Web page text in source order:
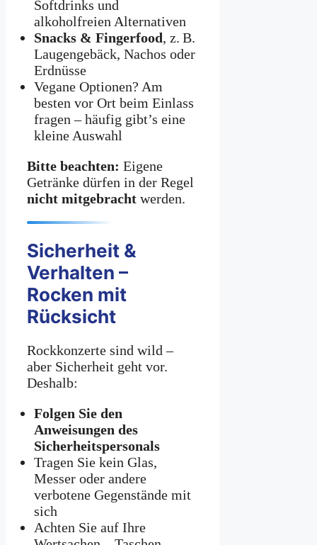
Softdrinks und
alkoholfreien Alternativen
Snacks & Fingerfood, z. B.
Laugengebäck, Nachos oder
Erdnüsse
Vegane Optionen? Am
besten vor Ort beim Einlass
fragen – häufig gibt’s eine
kleine Auswahl
Bitte beachten: Eigene
Getränke dürfen in der Regel
nicht mitgebracht werden.
Sicherheit &
Verhalten –
Rocken mit
Rücksicht
Rockkonzerte sind wild –
aber Sicherheit geht vor.
Deshalb:
Folgen Sie den
Anweisungen des
Sicherheitspersonals
Tragen Sie kein Glas,
Messer oder andere
verbotene Gegenstände mit
sich
Achten Sie auf Ihre